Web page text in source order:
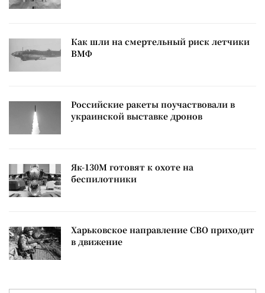
Как шли на смертельный риск летчики
ВМФ
Российские ракеты поучаствовали в
украинской выставке дронов
Як-130М готовят к охоте на
беспилотники
Харьковское направление СВО приходит
в движение